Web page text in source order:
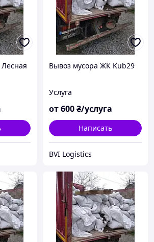
Вывоз мусора ЖК Kub29
Услуга
от600₴/услуга
Написать
BVI Logistics